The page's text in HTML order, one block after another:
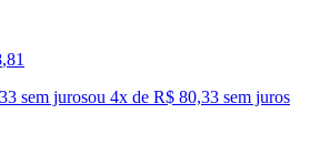
,81
sem jurosou 4x de R$ 80,33 sem juros